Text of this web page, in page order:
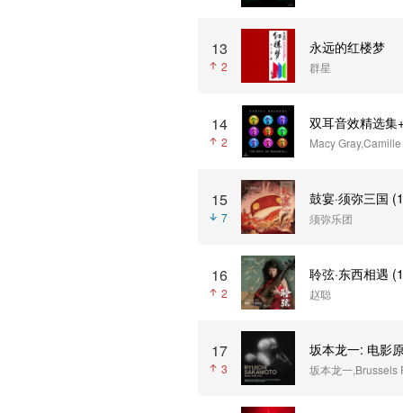
13
2
永远的红楼梦
群星
14
2
双耳音效精选
Macy
15
7
鼓宴·须弥三国
须弥乐团
16
2
聆弦·东西相遇
赵聪
17
3
坂本龙一: 电影
坂本龙一,Brussels